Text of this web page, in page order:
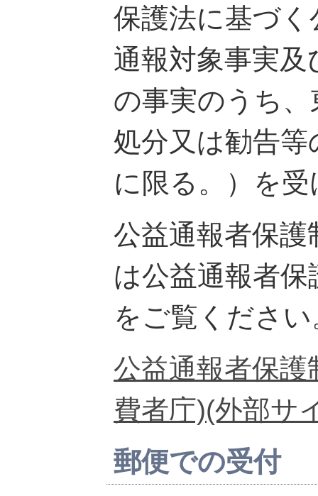
保護法に基づ
通報対象事実
の事実のうち
処分又は勧告
に限る。）を
公益通報者保
は公益通報者
をご覧ください
公益通報者保
費者庁)(外部サ
郵便での受付